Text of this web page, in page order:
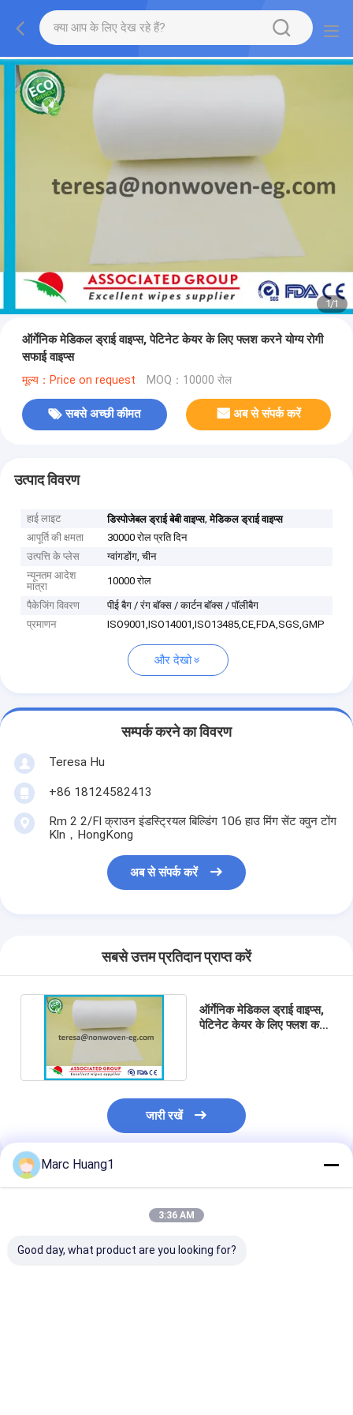
1/1
ऑर्गेनिक मेडिकल ड्राई वाइप्स, पेटिनेट केयर के लिए फ्लश करने योग्य रोगी
सफाई वाइप्स
मूल्य：Price on request MOQ：10000 रोल
सबसे अच्छी कीमत अब से संपर्क करें
उत्पाद विवरण
हाई लाइट डिस्पोजेबल ड्राई बेबी वाइप्स,मेडिकल ड्राई वाइप्स
आपूर्ति की क्षमता
30000 रोल प्रति दिन
उत्पत्ति के प्लेस
ग्वांगडोंग, चीन
न्यूनतम आदेश
मात्रा
10000 रोल
पैकेजिंग विवरण
पीई बैग / रंग बॉक्स / कार्टन बॉक्स / पॉलीबैग
प्रमाणन
ISO9001,ISO14001,ISO13485,CE,FDA,SGS,GMP
और देखो
सम्पर्क करने का विवरण
Teresa Hu
+86 18124582413
Rm 2 2/Fl क्राउन इंडस्ट्रियल बिल्डिंग 106 हाउ मिंग सेंट क्वुन टोंग
Kln，HongKong
अब से संपर्क करें
सबसे उत्तम प्रतिदान प्राप्त करें
ऑर्गेनिक मेडिकल ड्राई वाइप्स,
पेटिनेट केयर के लिए फ्लश करने
जारी रखें
अनुशंसित उत्पाद
Marc Huang1
3:36 AM
Good day, what product are you looking for?